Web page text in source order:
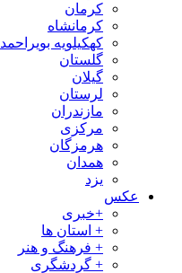
کرمان
کرمانشاه
کهکیلویه بویراحمد
گلستان
گیلان
لرستان
مازندران
مرکزی
هرمزگان
همدان
یزد
عکس
+خبری
+ استان ها
+ فرهنگ و هنر
+ گردشگری